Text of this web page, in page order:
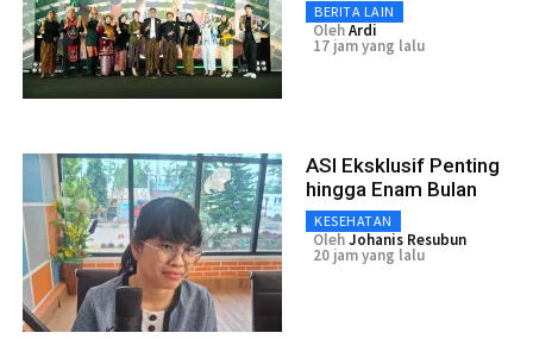
BERITA LAIN
OlehArdi
17 jam yang lalu
ASI Eksklusif Penting
hingga Enam Bulan
KESEHATAN
OlehJohanis Resubun
20 jam yang lalu